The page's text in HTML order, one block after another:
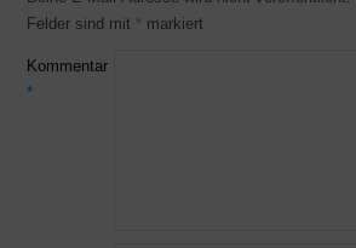
Felder sind mit * markiert
Kommentar
*